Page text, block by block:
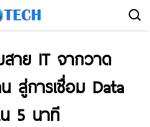
าย IT จากวาด
สู่การเชื่อม Data
น 5 นาที